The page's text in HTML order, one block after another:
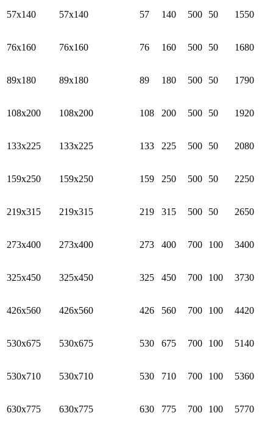
57х140 57х140 57 140 500 50 1550
76х160 76х160 76 160 500 50 1680
89х180 89х180 89 180 500 50 1790
108х200 108х200 108 200 500 50 1920
133х225 133х225 133 225 500 50 2080
159х250 159х250 159 250 500 50 2250
219х315 219х315 219 315 500 50 2650
273х400 273х400 273 400 700 100 3400
325х450 325х450 325 450 700 100 3730
426х560 426х560 426 560 700 100 4420
530х675 530х675 530 675 700 100 5140
530х710 530х710 530 710 700 100 5360
630х775 630х775 630 775 700 100 5770